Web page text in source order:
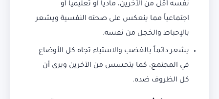
نفسه أقل من الآخرين، مادياً أو تعليمياً أو
اجتماعياً مما ينعكس على صحته النفسية ويشعر
بالإحباط والخجل من نفسه.
يشعر دائماً بالغضب والاستياء تجاه كل الأوضاع
في المجتمع، كما يتحسس من الآخرين ويرى أن
كل الظروف ضده.